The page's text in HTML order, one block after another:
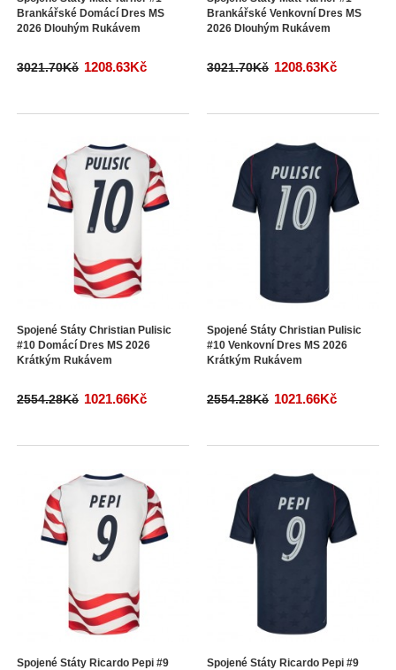
Brankářské Domácí Dres MS
2026 Dlouhým Rukávem
3021.70Kč 1208.63Kč
Brankářské Venkovní Dres MS
2026 Dlouhým Rukávem
3021.70Kč 1208.63Kč
Spojené Státy Christian Pulisic
#10 Domácí Dres MS 2026
Krátkým Rukávem
2554.28Kč 1021.66Kč
Spojené Státy Christian Pulisic
#10 Venkovní Dres MS 2026
Krátkým Rukávem
2554.28Kč 1021.66Kč
Spojené Státy Ricardo Pepi #9
Spojené Státy Ricardo Pepi #9